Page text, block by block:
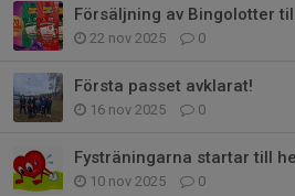
22 nov 2025 0
Första passet avklarat!
16 nov 2025 0
Fysträningarna startar till
10 nov 2025 0